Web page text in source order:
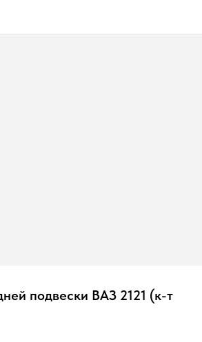
подвески ВАЗ 2121 (к-т